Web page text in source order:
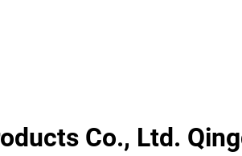
Co., Ltd.